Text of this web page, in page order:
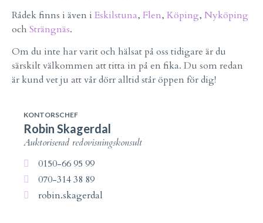
Rådek finns i även i Eskilstuna, Flen, Köping, Nyköping
och Strängnäs.
Om du inte har varit och hälsat på oss tidigare är du
särskilt välkommen att titta in på en fika. Du som redan
är kund vet ju att vår dörr alltid står öppen för dig!
KONTORSCHEF
Robin Skagerdal
Auktoriserad redovisningskonsult
0150-66 95 99
070-314 38 89
robin.skagerdal